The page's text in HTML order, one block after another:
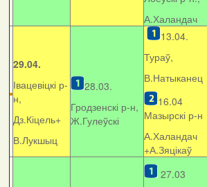
А.Халандач
29.04.
Івацевіцкі р-
н,
Дз.Кіцель+
В.Лукшыц
28.03.
Гродзенскі р-н,
Ж.Гулеўскі
13.04.
Тураў,
В.Натыканец
16.04
Мазырскі р-н
А.Халандач
+А.Зяцікаў
27.03